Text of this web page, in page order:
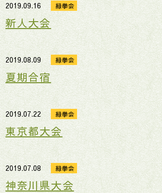
2019.09.16 緑拳会
新人大会
2019.08.09 緑拳会
夏期合宿
2019.07.22 緑拳会
東京都大会
2019.07.08 緑拳会
神奈川県大会